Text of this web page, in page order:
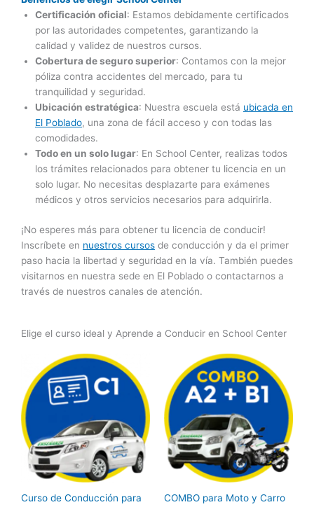
Certificación oficial: Estamos debidamente certificados
por las autoridades competentes, garantizando la
calidad y validez de nuestros cursos.
Cobertura de seguro superior: Contamos con la mejor
póliza contra accidentes del mercado, para tu
tranquilidad y seguridad.
Ubicación estratégica: Nuestra escuela está ubicada en
El Poblado, una zona de fácil acceso y con todas las
comodidades.
Todo en un solo lugar: En School Center, realizas todos
los trámites relacionados para obtener tu licencia en un
solo lugar. No necesitas desplazarte para exámenes
médicos y otros servicios necesarios para adquirirla.
¡No esperes más para obtener tu licencia de conducir!
Inscríbete en nuestros cursos de conducción y da el primer
paso hacia la libertad y seguridad en la vía. También puedes
visitarnos en nuestra sede en El Poblado o contactarnos a
través de nuestros canales de atención.
Elige el curso ideal y Aprende a Conducir en School Center
Curso de Conducción para
producto
tiene
múltiples
variantes.
Las
opciones
se
elegir
COMBO para Moto y Carro
tiene
Las
se
elegir